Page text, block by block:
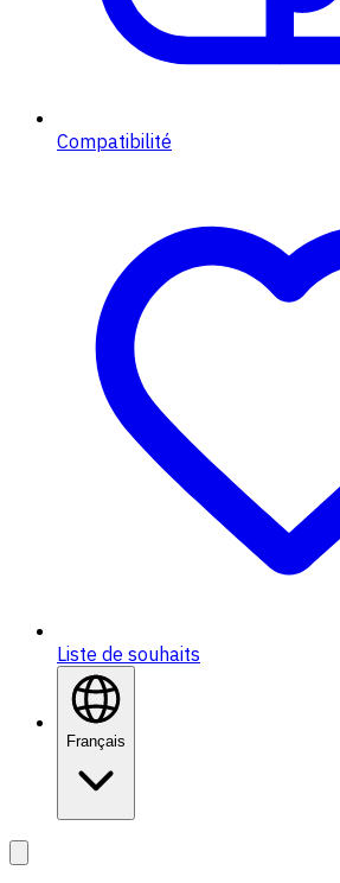
Compatibilité
Liste de souhaits
Français